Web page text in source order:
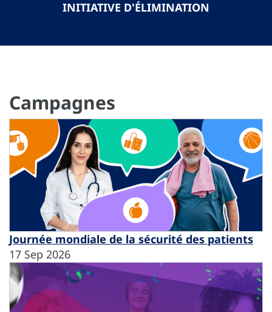
INITIATIVE D'ÉLIMINATION
Campagnes
Journée mondiale de la sécurité des patients
17 Sep 2026